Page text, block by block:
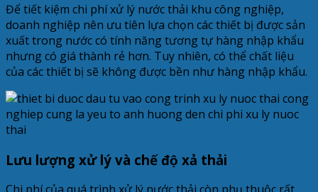
Để tiết kiệm chi phí xử lý nước thải khu công nghiệp,
doanh nghiệp nên ưu tiên lựa chọn các thiết bị được sản
xuất trong nước có tính năng tương tự hàng nhập khẩu
nhưng có giá thành rẻ hơn. Tuy nhiên, có thể chất liệu
của các thiết bị sẽ không được bền như hàng nhập khẩu.
Lưu lượng xử lý và chế độ xả thải